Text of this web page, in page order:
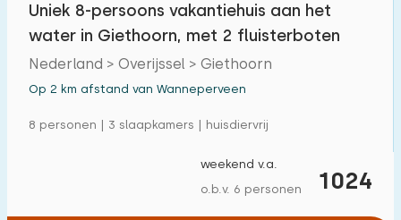
Vrijstaande woning
Vakantieboerderij
Uniek 8-persoons vakantiehuis aan het
water in Giethoorn, met 2 fluisterboten
Nederland > Overijssel > Giethoorn
Op 2 km afstand van Wanneperveen
8 personen | 3 slaapkamers | huisdiervrij
1024
weekend v.a.
o.b.v. 6 personen